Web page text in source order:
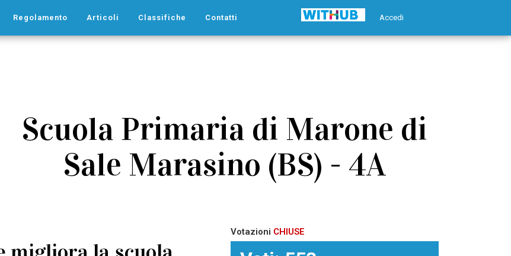
Accedi
Regolamento Articoli Classifiche Contatti
Scuola Primaria di Marone di
Sale Marasino (BS) - 4A
Votazioni CHIUSE